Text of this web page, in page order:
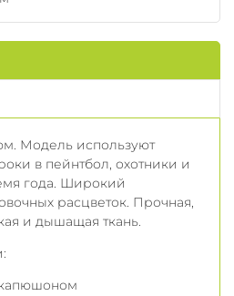
Модель используют
в пейнтбол, охотники и
года. Широкий
расцветок. Прочная,
и дышащая ткань.